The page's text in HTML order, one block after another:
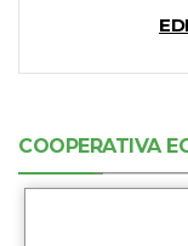
COOPERATIVA